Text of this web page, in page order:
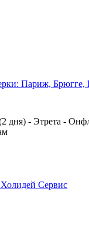
Париж, Брюгге,
дня) - Этрета -
Сервис